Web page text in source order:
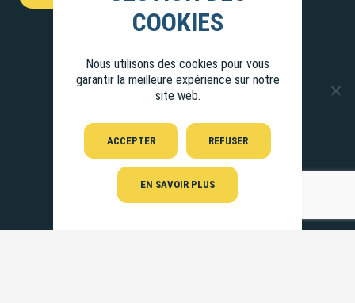
Nous utilisons des cookies pour vous
garantir la meilleure expérience sur notre
site web.
ACCEPTER REFUSER
EN SAVOIR PLUS